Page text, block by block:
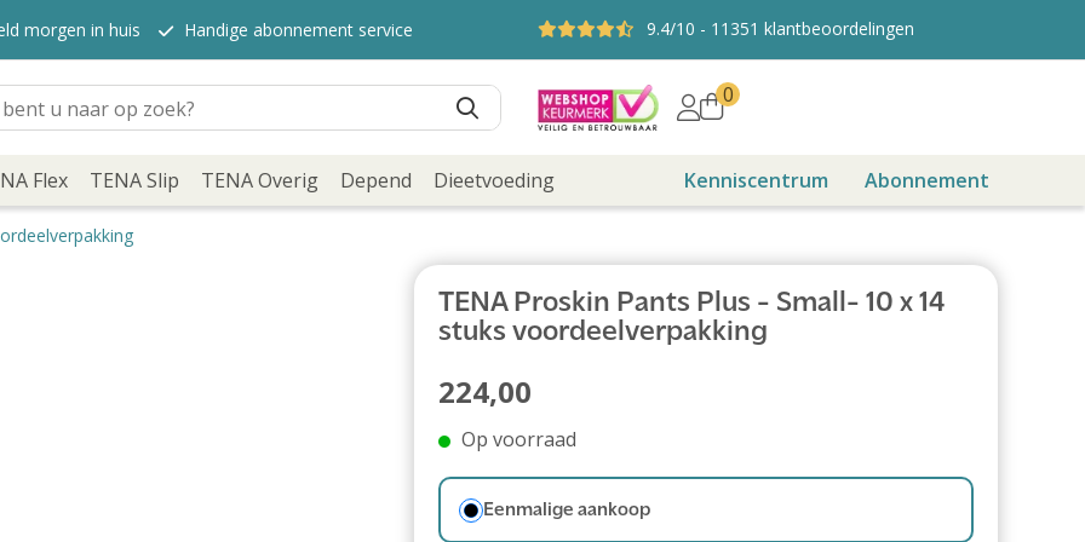
morgen in huis Handige abonnement service 9.4/10 - 11351 klantbeoordelingen
0
Flex TENA Slip TENA Overig Depend Dieetvoeding Kenniscentrum Abonnement
TENA Proskin Pants Plus - Small- 10 x 14
stuks voordeelverpakking
224,00
Op voorraad
Eenmalige aankoop